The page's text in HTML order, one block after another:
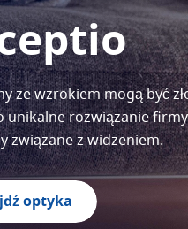
ze wzrokiem mogą być
unikalne rozwiązanie
związane z widzeniem.
optyka